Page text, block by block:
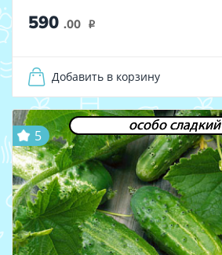
590 .00 i
Добавить в корзину
особо сладкий
5